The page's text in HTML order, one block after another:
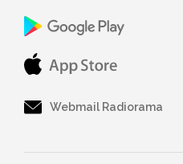
Webmail Radiorama